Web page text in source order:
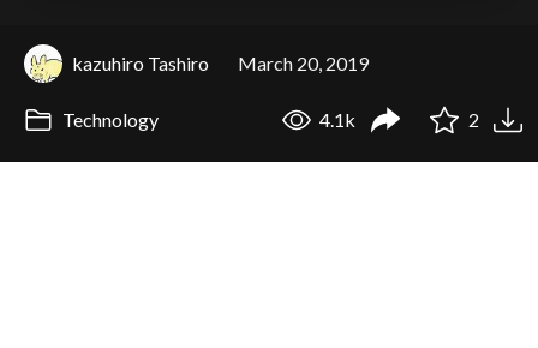
kazuhiro Tashiro March 20, 2019
Technology 4.1k 2